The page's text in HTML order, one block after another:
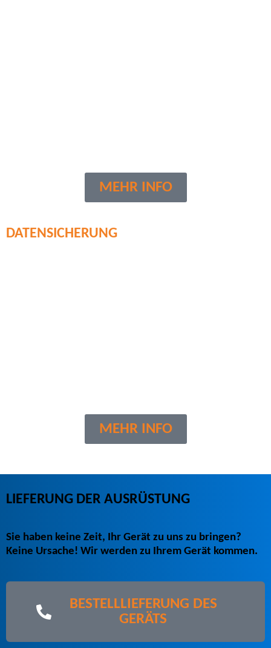
MEHR INFO
DATENSICHERUNG
MEHR INFO
LIEFERUNG DER AUSRÜSTUNG
Sie haben keine Zeit, Ihr Gerät zu uns zu bringen?
Keine Ursache! Wir werden zu Ihrem Gerät kommen.
BESTELLLIEFERUNG DES
GERÄTS